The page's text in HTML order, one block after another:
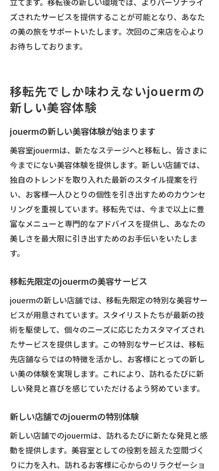
jouermでの個別カウンセリング体験
移転先jouermで輝くあなたの新提案
jouermのカウンセリングで新しい自分に出
ズされたサービスを提供することが可能となり、あなた
の美の旅をサポートいたします。次回のご来店を心より
お待ちしております。
移転先でしか味わえないjouermの
新しい美容体験
jouermの新しい美容体験が始まります
美容室jouermは、新たなステージへと移転し、皆さまに
今までにない美容体験を提供します。新しい店舗では、
独自のトレンドを取り入れた最新のスタイル提案を行
い、お客様一人ひとりの個性を引き出すためのカウンセ
リングを重視しています。移転先では、今まで以上に豊
富なメニューと専門的なアドバイスを提供し、あなたの
美しさを最大限に引き出すためのお手伝いをいたしま
す。
移転先限定のjouermの美容サービス
jouermの新しい店舗では、移転先限定の特別な美容サー
ビスが用意されています。スタイリストたちが最新の技
術を駆使して、個々のニーズに応じたカスタマイズされ
たサービスを提供します。この特別なサービスは、移転
先店舗ならではの特徴を活かし、お客様にとっての新し
い美の体験を実現します。これにより、訪れるたびに新
しい発見と喜びを感じていただけるよう努めています。
新しい店舗でのjouermの特別体験
新しい店舗でのjouermは、訪れるたびに新たな発見と感
動を提供します。美容室としての役割を超えた空間づく
りに力を入れ、訪れるお客様に心からのリラクゼーショ